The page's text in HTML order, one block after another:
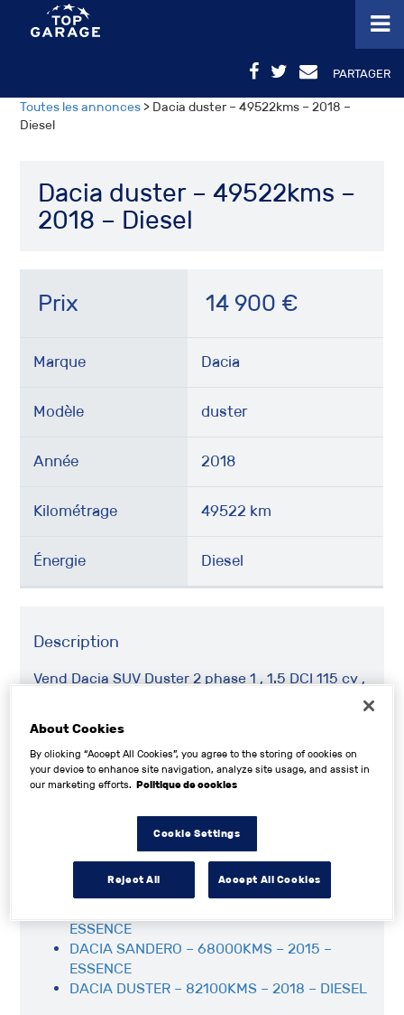
PARTAGER
Toutes les annonces > Dacia duster – 49522kms – 2018 –
Diesel
Dacia duster – 49522kms –
2018 – Diesel
Prix 14 900 €
Marque Dacia
Modèle duster
Année 2018
Kilométrage 49522 km
Énergie Diesel
Description
Vend Dacia SUV Duster 2 phase 1 , 1.5 DCI 115 cv ,
Véhicules de la même marque qui pourraient
vous intéresser
DACIA SANDERO STEPWAY 1.5L DCI 90 CH
FAP – 11600KMS – 2017 – DIESEL
DACIA SANDERO – 77100KMS – 2021 –
ESSENCE
ESSENCE
DACIA SANDERO – 68000KMS – 2015 –
ESSENCE
DACIA DUSTER – 82100KMS – 2018 – DIESEL
About Cookies
By clicking “Accept All Cookies”, you agree to the storing of cookies on
your device to enhance site navigation, analyze site usage, and assist in
our marketing efforts. Politique de cookies
Cookie Settings
Reject All Accept All Cookies